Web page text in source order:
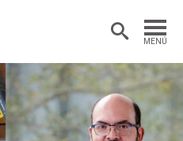
MENÚ